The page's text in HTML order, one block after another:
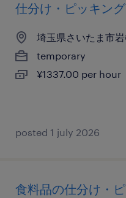
仕分け・ピッキン
埼玉県さいたま市
temporary
¥1337.00 per hour
posted 1 july 2026
食料品の仕分け・